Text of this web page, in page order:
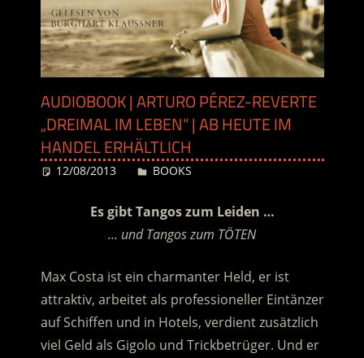
AUDIOBOOK | ARTURO PÉREZ-REVERTE
„DREIMAL IM LEBEN“ | AB HEUTE IM
HANDEL ERHÄLTLICH
12/08/2013 Desiree
BOOKS
Es gibt Tangos zum Leiden …
… und Tangos zum TÖTEN
Max Costa ist ein charmanter Held, er ist
attraktiv, arbeitet als professioneller Eintänzer
auf Schiffen und in Hotels, verdient zusätzlich
viel Geld als Gigolo und Trickbetrüger. Und er